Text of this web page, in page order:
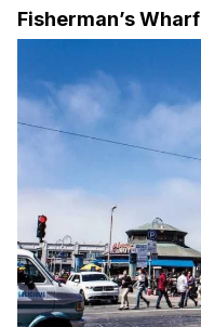
Fisherman’s Wharf